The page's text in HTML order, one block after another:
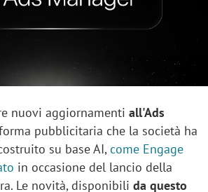
nuovi aggiornamenti all'Ads
pubblicitaria che la società ha
su base AI,come Engage
in occasione del lancio della
Le novità, disponibili da questo